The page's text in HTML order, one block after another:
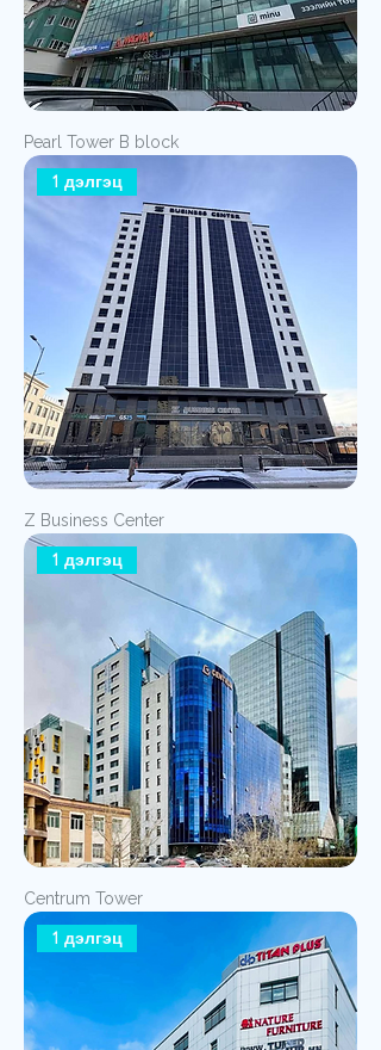
Pearl Tower B block
1 дэлгэц
Z Business Center
1 дэлгэц
Centrum Tower
1 дэлгэц